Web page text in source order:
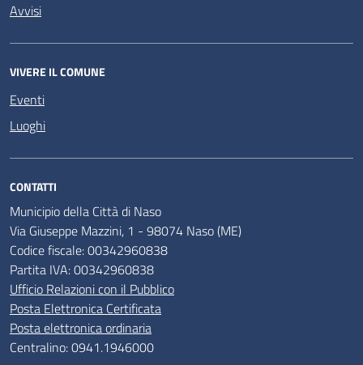
Avvisi
VIVERE IL COMUNE
Eventi
Luoghi
CONTATTI
Municipio della Città di Naso
Via Giuseppe Mazzini, 1 - 98074 Naso (ME)
Codice fiscale: 00342960838
Partita IVA: 00342960838
Ufficio Relazioni con il Pubblico
Posta Elettronica Certificata
Posta elettronica ordinaria
Centralino: 0941.1946000